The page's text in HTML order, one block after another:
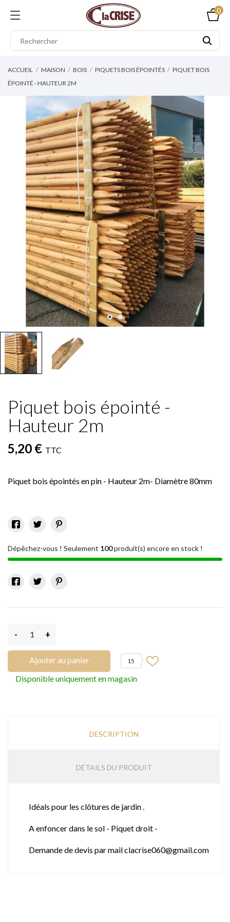
0
ACCUEIL MAISON BOIS PIQUETS BOIS ÉPOINTÉS
PIQUET BOIS
ÉPOINTÉ - HAUTEUR 2M
Piquet bois épointé -
Hauteur 2m
5,20 € TTC
Piquet bois épointés en pin - Hauteur 2m- Diamètre 80mm
Dépêchez-vous ! Seulement 100produit(s) encore en stock !
- +
Ajouter au panier 15
Disponible uniquement en magasin
DESCRIPTION
DÉTAILS DU PRODUIT
Idéals pour les clôtures de jardin .
A enfoncer dans le sol - Piquet droit -
Demande de devis par mail clacrise060@gmail.com